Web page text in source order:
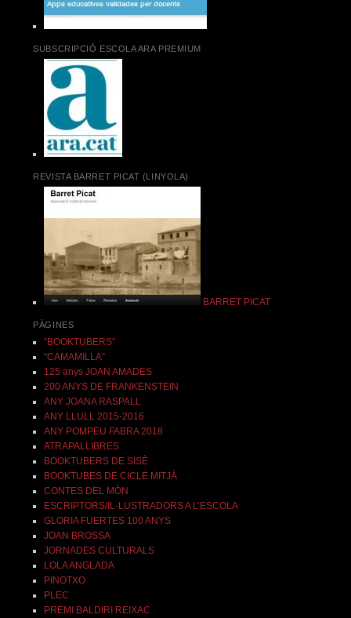
SUBSCRIPCIÓ ESCOLA ARA PREMIUM
REVISTA BARRET PICAT (LINYOLA)
BARRET PICAT
PÀGINES
“BOOKTUBERS”
“CAMAMILLA”
125 anys JOAN AMADES
200 ANYS DE FRANKENSTEIN
ANY JOANA RASPALL
ANY LLULL 2015-2016
ANY POMPEU FABRA 2018
ATRAPALLIBRES
BOOKTUBERS DE SISÈ
BOOKTUBES DE CICLE MITJÀ
CONTES DEL MÓN
ESCRIPTORS/IL·LUSTRADORS A L’ESCOLA
GLORIA FUERTES 100 ANYS
JOAN BROSSA
JORNADES CULTURALS
LOLA ANGLADA
PINOTXO
PLEC
PREMI BALDIRI REIXAC